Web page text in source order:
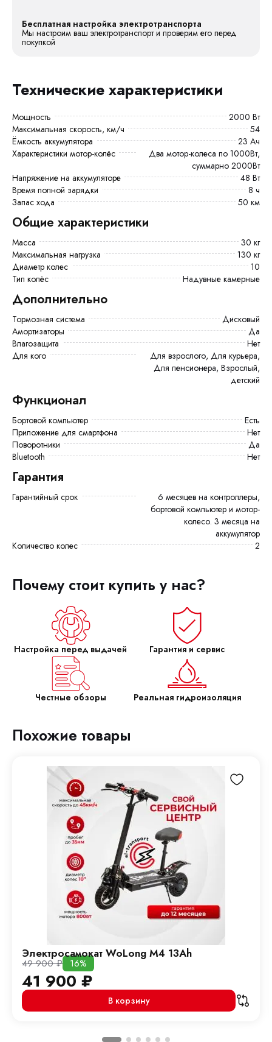
Бесплатная настройка электротранспорта
Мы настроим ваш электротранспорт и проверим его перед
покупкой
Технические характеристики
Мощность
2000 Вт
Максимальная скорость, км/ч
54
Ёмкость аккумулятора
23 Ач
Характеристики мотор-колёс
Два мотор-колеса по 1000Вт,
суммарно 2000Вт
Напряжение на аккумуляторе
48 Вт
Время полной зарядки
8 ч
Запас хода
50 км
Общие характеристики
Масса
30 кг
Максимальная нагрузка
130 кг
Диаметр колес
10
Тип колёс
Надувные камерные
Дополнительно
Тормозная система
Дисковый
Амортизаторы
Да
Влагозащита
Нет
Для кого
Для взрослого, Для курьера,
Для пенсионера, Взрослый,
детский
Функционал
Бортовой компьютер
есть
Приложение для смартфона
Нет
Поворотники
Да
Bluetooth
Нет
Гарантия
Гарантийный срок
6 месяцев на контроллеры,
бортовой компьютер и мотор-
колесо. 3 месяца на
аккумулятор
Количество колес
2
Почему стоит купить у нас?
Настройка перед выдачей Гарантия и сервис
Честные обзоры Реальная гидроизоляция
Похожие товары
Электросамокат WoLong M4 13Ah
49 900₽ 16%
41 900 ₽
В корзину